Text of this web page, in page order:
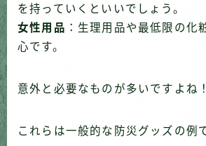
を持っていくといいでしょう。
女性用品 ： 生理用品や最低限の化
心です。
意外と必要なものが多いですよね！
これらは一般的な防災グッズの例